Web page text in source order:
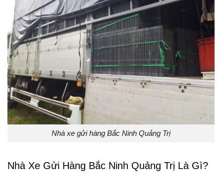
Nhà xe gửi hàng Bắc Ninh Quảng Trị
Nhà Xe Gửi Hàng Bắc Ninh Quảng Trị Là Gì?